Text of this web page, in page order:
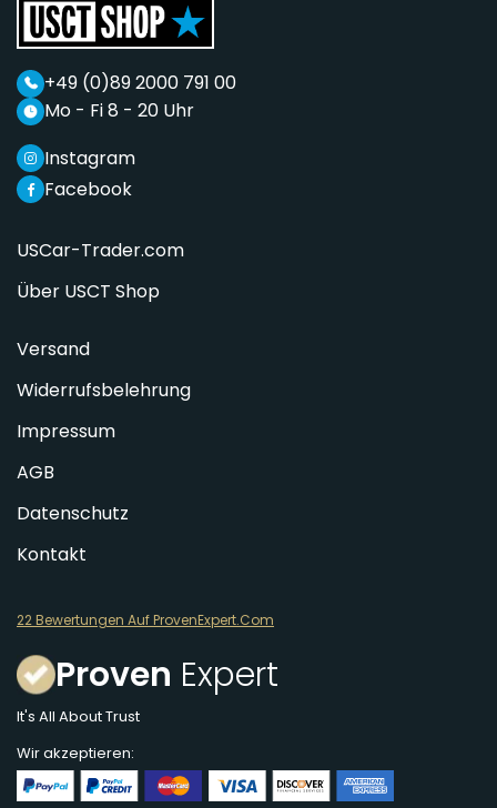
+49 (0)89 2000 791 00
Mo - Fi 8 - 20 Uhr
Facebook
Instagram
USCar-Trader.com
Über USCT Shop
Versand
Widerrufsbelehrung
Impressum
AGB
Datenschutz
Kontakt
22 Bewertungen Auf ProvenExpert.Com
Proven Expert
It's All About Trust
Wir akzeptieren: